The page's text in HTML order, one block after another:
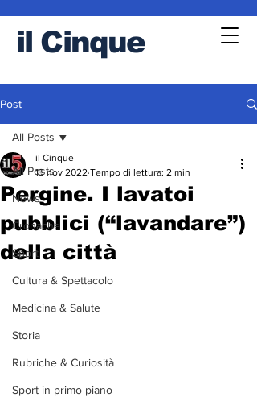
il Cinque
Post
All Posts
News
Cronache
Sport
Cultura & Spettacolo
Medicina & Salute
Storia
Rubriche & Curiosità
Sport in primo piano
All Posts
Pergine. I lavatoi
pubblici (“lavandare”)
della città
il Cinque
13 nov 2022 Tempo di lettura: 2 min